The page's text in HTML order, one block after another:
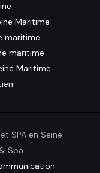
Maritime
maritime
maritime
Maritime
SPA en Seine
Spa.